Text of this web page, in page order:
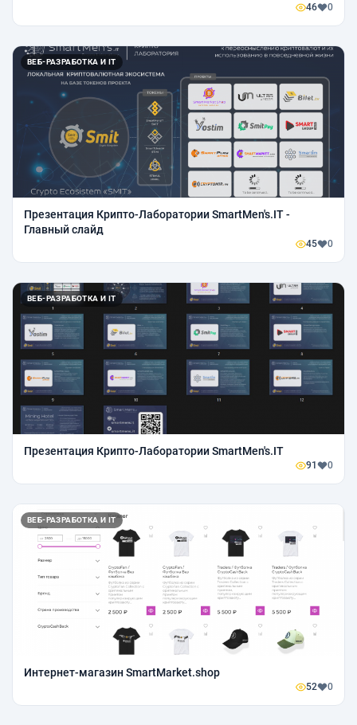
46 0
ВЕБ-РАЗРАБОТКА И IT
Презентация Крипто-Лаборатории SmartMen's.IT -
Главный слайд
45 0
ВЕБ-РАЗРАБОТКА И IT
Презентация Крипто-Лаборатории SmartMen's.IT
91 0
ВЕБ-РАЗРАБОТКА И IT
Интернет-магазин SmartMarket.shop
52 0